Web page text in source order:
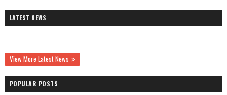
LATEST NEWS
View More Latest News
POPULAR POSTS